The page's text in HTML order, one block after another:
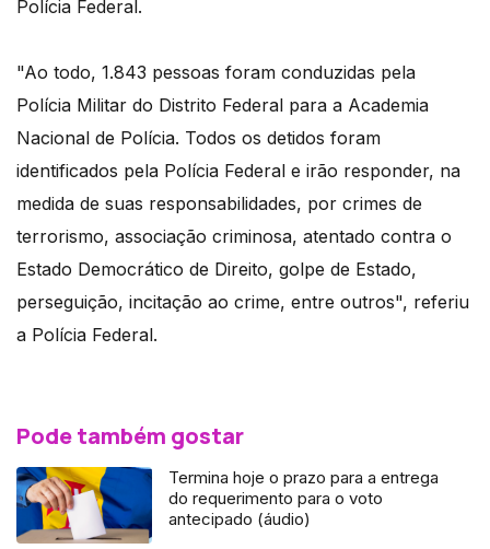
Polícia Federal.
"Ao todo, 1.843 pessoas foram conduzidas pela
Polícia Militar do Distrito Federal para a Academia
Nacional de Polícia. Todos os detidos foram
identificados pela Polícia Federal e irão responder, na
medida de suas responsabilidades, por crimes de
terrorismo, associação criminosa, atentado contra o
Estado Democrático de Direito, golpe de Estado,
perseguição, incitação ao crime, entre outros", referiu
a Polícia Federal.
Pode também gostar
Termina hoje o prazo para a entrega
do requerimento para o voto
antecipado (áudio)